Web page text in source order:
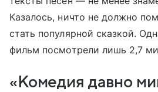
Казалось, ничто не должно
стать популярной сказкой.
фильм посмотрели лишь 2,7
«Комедия давно